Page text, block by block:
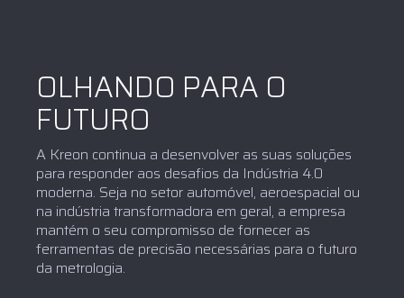
OLHANDO PARA O
FUTURO
A Kreon continua a desenvolver as suas soluções
para responder aos desafios da Indústria 4.0
moderna. Seja no setor automóvel, aeroespacial ou
na indústria transformadora em geral, a empresa
mantém o seu compromisso de fornecer as
ferramentas de precisão necessárias para o futuro
da metrologia.